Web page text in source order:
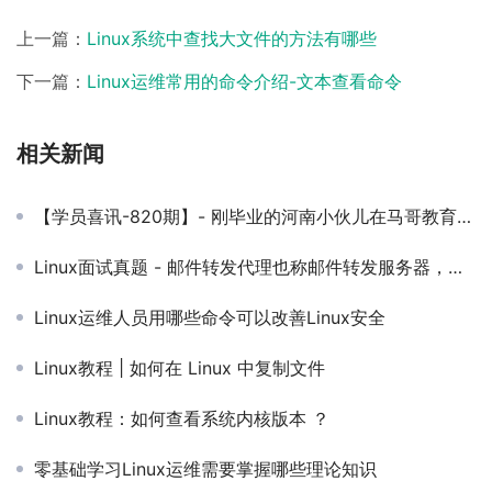
上一篇： Linux系统中查找大文件的方法有哪些
下一篇： Linux运维常用的命令介绍-文本查看命令
相关新闻
【学员喜讯-820期】- 刚毕业的河南小伙儿在马哥教育学习四个月！起薪10K！
Linux面试真题 - 邮件转发代理也称邮件转发服务器，它可以使用SMTP协议，也可以使用什么协议？
Linux运维人员用哪些命令可以改善Linux安全
Linux教程 | 如何在 Linux 中复制文件
Linux教程：如何查看系统内核版本 ？
零基础学习Linux运维需要掌握哪些理论知识